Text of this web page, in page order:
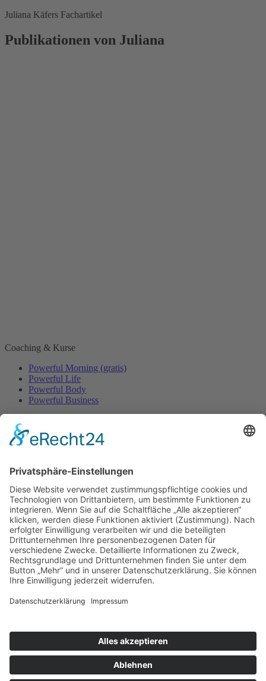
Juliana Käfers Fachartikel
Publikationen von Juliana
Coaching & Kurse
Powerful Morning (gratis)
Powerful Life
Powerful Body
Powerful Business
Event-Übersicht
Über mich
Mit mir arbeiten
Gratis
Podcast
Shop
Datenschutz